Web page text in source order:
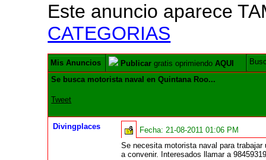
Este anuncio aparece
CATEGORIAS
Mis Anuncios Publicar gratis oprimiendoAQUI
Se busca motorista naval en Quintana Roo...
Tweet
Divingplaces Fecha:21-08-2011 01:06 PM
Se necesita motorista naval para
a convenir. Interesados llamar a